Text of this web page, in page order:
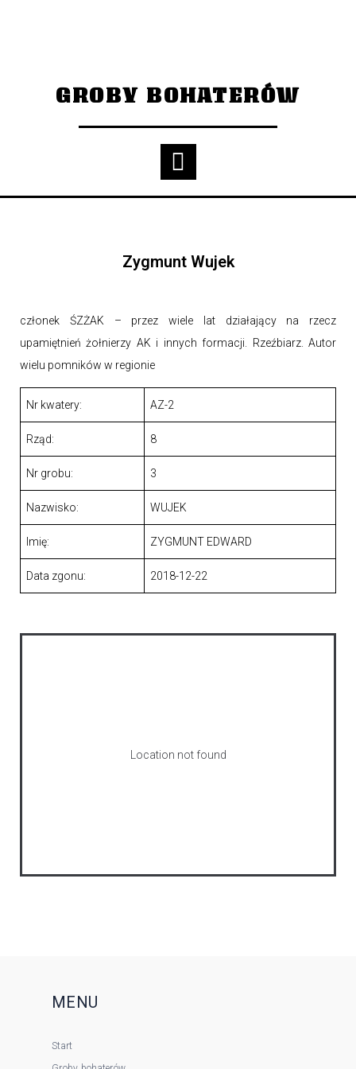
GROBY BOHATERÓW
Zygmunt Wujek
członek ŚZŻAK – przez wiele lat działający na rzecz
upamiętnień żołnierzy AK i innych formacji. Rzeźbiarz. Autor
wielu pomników w regionie
Nr kwatery: AZ-2
Rząd: 8
Nr grobu: 3
Nazwisko: WUJEK
Imię: ZYGMUNT EDWARD
Data zgonu: 2018-12-22
Location not found
MENU
Start